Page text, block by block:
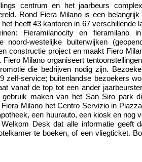
centrum en het jaarbeurs
Rond Fiera Milano is een
heeft 43 kantoren in 67 verschillende
Fieramilanocity en fieramilano
noord-westelijke buitenwijken
constructie project en maakt Fiero
Milano organiseert
die bedrijven nodig zijn.
service; buitenlandse bezoekers
vanaf de top tot een ander
maken van het San Siro park
Milano het Centro Servizio in
een huurauto, een kiosk en nog
Desk dat alle informatie geeft
te boeken, of een vliegticket.